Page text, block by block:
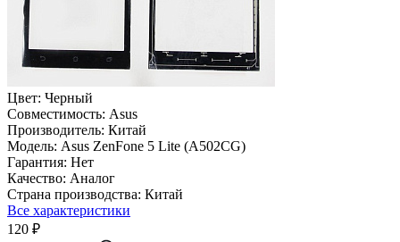
Цвет: Черный
Совместимость: Asus
Производитель: Китай
Модель: Asus ZenFone 5 Lite (A502CG)
Гарантия: Нет
Качество: Аналог
Страна производства: Китай
Все характеристики
120 ₽